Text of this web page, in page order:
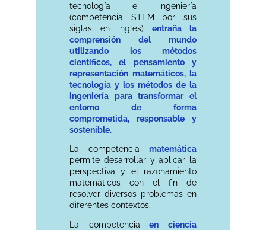
tecnología e ingeniería
(competencia STEM por sus
siglas en inglés) entraña la
comprensión del mundo
utilizando los métodos
científicos, el pensamiento y
representación matemáticos, la
tecnología y los métodos de la
ingeniería para transformar el
entorno de forma
comprometida, responsable y
sostenible.
La competencia matemática
permite desarrollar y aplicar la
perspectiva y el razonamiento
matemáticos con el fin de
resolver diversos problemas en
diferentes contextos.
La competencia en ciencia